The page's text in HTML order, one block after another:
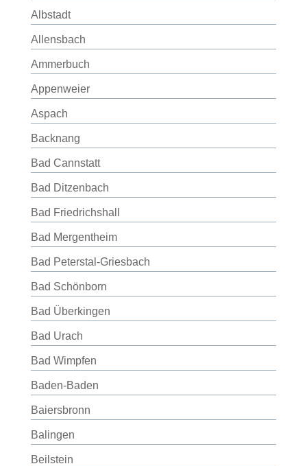
Albstadt
Allensbach
Ammerbuch
Appenweier
Aspach
Backnang
Bad Cannstatt
Bad Ditzenbach
Bad Friedrichshall
Bad Mergentheim
Bad Peterstal-Griesbach
Bad Schönborn
Bad Überkingen
Bad Urach
Bad Wimpfen
Baden-Baden
Baiersbronn
Balingen
Beilstein